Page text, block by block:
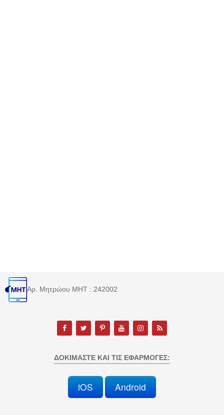
Αρ. Μητρώου MHT : 242002
ΔΟΚΙΜΆΣΤΕ ΚΑΙ ΤΙΣ ΕΦΑΡΜΟΓΈΣ:
iOS Android